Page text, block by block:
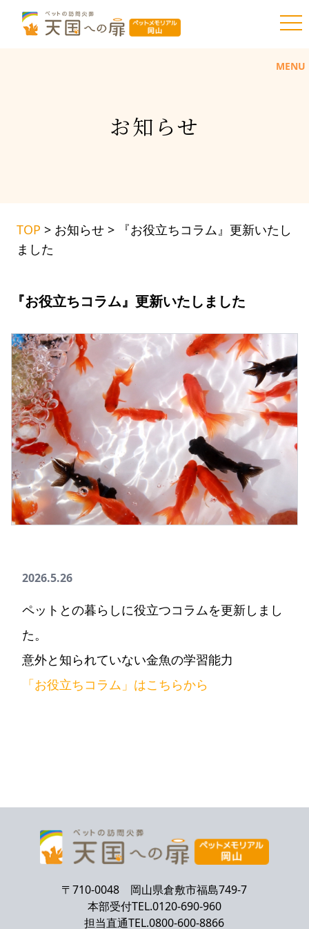
MENU
お知 らせ
TOP > お知らせ >
『お役立ちコラム』更新いたし
ました
『お役立ちコラム』更新いたしました
2026.5.26
ペットとの暮らしに役立つコラムを更新しまし
た。
意外と知られていない金魚の学習能力
「お役立ちコラム」はこちらから
〒710-0048 岡山県倉敷市福島749-7
本部受付TEL.0120-690-960
担当直通TEL.0800-600-8866